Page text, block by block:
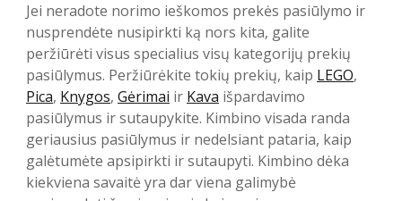
Jei neradote norimo ieškomos prekės pasiūlymo ir
nusprendėte nusipirkti ką nors kita, galite
peržiūrėti visus specialius visų kategorijų prekių
pasiūlymus. Peržiūrėkite tokių prekių, kaip LEGO,
Pica, Knygos, Gėrimai ir Kava išpardavimo
pasiūlymus ir sutaupykite. Kimbino visada randa
geriausius pasiūlymus ir nedelsiant pataria, kaip
galėtumėte apsipirkti ir sutaupyti. Kimbino dėka
kiekviena savaitė yra dar viena galimybė